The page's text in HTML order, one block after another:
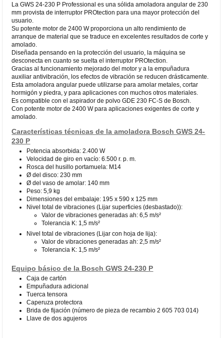
La GWS 24-230 P Professional es una sólida amoladora angular de 230
mm provista de interruptor PROtection para una mayor protección del
usuario.
Su potente motor de 2400 W proporciona un alto rendimiento de
arranque de material que se traduce en excelentes resultados de corte y
amolado.
Diseñada pensando en la protección del usuario, la máquina se
desconecta en cuanto se suelta el interruptor PROtection.
Gracias al funcionamiento mejorado del motor y a la empuñadura
auxiliar antivibración, los efectos de vibración se reducen drásticamente.
Esta amoladora angular puede utilizarse para amolar metales, cortar
hormigón y piedra, y para aplicaciones con muchos otros materiales.
Es compatible con el aspirador de polvo GDE 230 FC-S de Bosch.
Con potente motor de 2400 W para aplicaciones exigentes de corte y
amolado.
Características técnicas de la amoladora Bosch GWS 24-
230 P
Potencia absorbida: 2.400 W
Velocidad de giro en vacío: 6.500 r. p. m.
Rosca del husillo portamuela: M14
Ø del disco: 230 mm
Ø del vaso de amolar: 140 mm
Peso: 5,9 kg
Dimensiones del embalaje: 195 x 590 x 125 mm
Nivel total de vibraciones (Lijar superficies (desbastado)):
Valor de vibraciones generadas ah: 6,5 m/s²
Tolerancia K: 1,5 m/s²
Nivel total de vibraciones (Lijar con hoja de lija):
Valor de vibraciones generadas ah: 2,5 m/s²
Tolerancia K: 1,5 m/s²
Equipo básico de la Bosch GWS 24-230 P
Caja de cartón
Empuñadura adicional
Tuerca tensora
Caperuza protectora
Brida de fijación (número de pieza de recambio 2 605 703 014)
Llave de dos agujeros